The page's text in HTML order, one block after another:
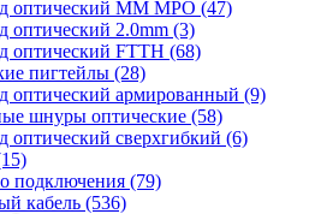
оптический MM MPO (47)
оптический 2.0mm (3)
оптический FTTH (68)
пигтейлы (28)
оптический армированный (9)
шнуры оптические (58)
оптический сверхгибкий (6)
подключения (79)
кабель (536)